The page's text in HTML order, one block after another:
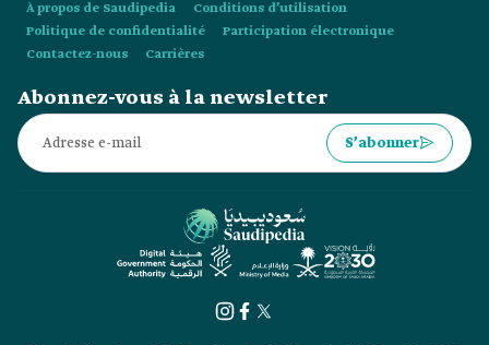
À propos de Saudipedia
Conditions d’utilisation
Politique de confidentialité
Participation électronique
Contactez-nous
Carrières
Abonnez-vous à la newsletter
S’abonner